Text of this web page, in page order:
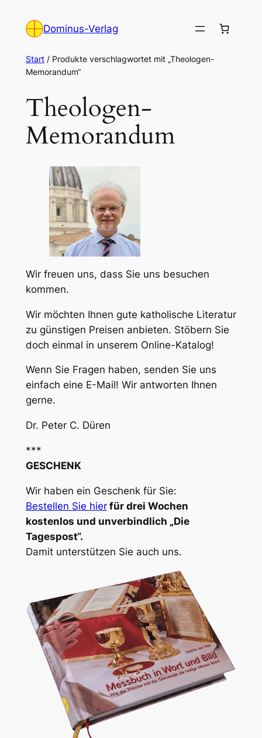
Inhalt
Dominus-Verlag
Start/ Produkte verschlagwortet mit „Theologen-
Memorandum“
Theologen-
Memorandum
Wir freuen uns, dass Sie uns besuchen
kommen.
Wir möchten Ihnen gute katholische Literatur
zu günstigen Preisen anbieten. Stöbern Sie
doch einmal in unserem Online-Katalog!
Wenn Sie Fragen haben, senden Sie uns
einfach eine E-Mail! Wir antworten Ihnen
gerne.
Dr. Peter C. Düren
***
GESCHENK
Wir haben ein Geschenk für Sie:
Bestellen Sie hier für drei Wochen
kostenlos und unverbindlich „Die
Tagespost“.
Damit unterstützen Sie auch uns.